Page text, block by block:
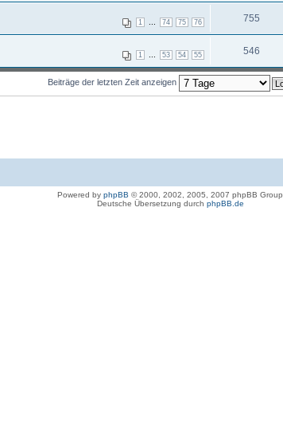
1 74 75 76 755
1 53 54 55 546
Beiträge der letzten Zeit anzeigen
Powered by phpBB © 2000, 2002, 2005, 2007 phpBB Group
Deutsche Übersetzung durch phpBB.de